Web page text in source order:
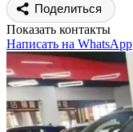
Поделиться
Показать контакты
Написать на WhatsApp